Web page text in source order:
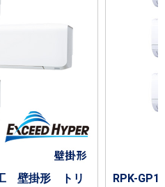
壁掛形 トリ
RPK-